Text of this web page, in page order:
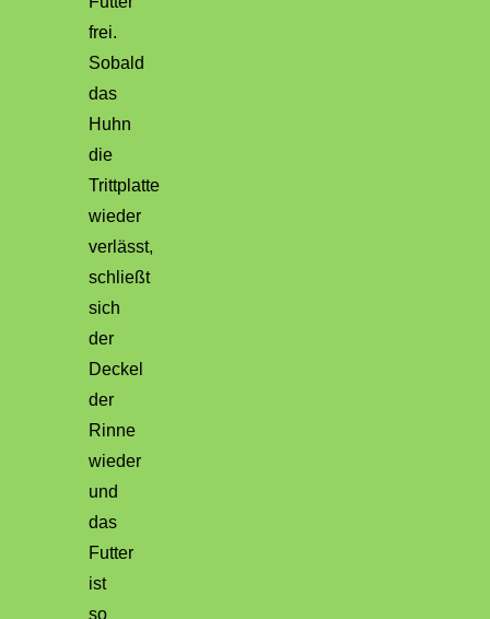
frei.
Sobald
das
Huhn
die
Trittplatte
wieder
verlässt,
schließt
sich
der
Deckel
der
Rinne
wieder
und
das
Futter
ist
so